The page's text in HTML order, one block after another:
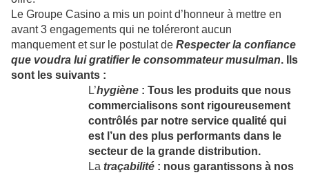
Le Groupe Casino a mis un point d’honneur à mettre en
avant 3 engagements qui ne toléreront aucun
manquement et sur le postulat de Respecter la confiance
que voudra lui gratifier le consommateur musulman. Ils
sont les suivants :
L’hygiène : Tous les produits que nous
commercialisons sont rigoureusement
contrôlés par notre service qualité qui
est l’un des plus performants dans le
secteur de la grande distribution.
La traçabilité : nous garantissons à nos